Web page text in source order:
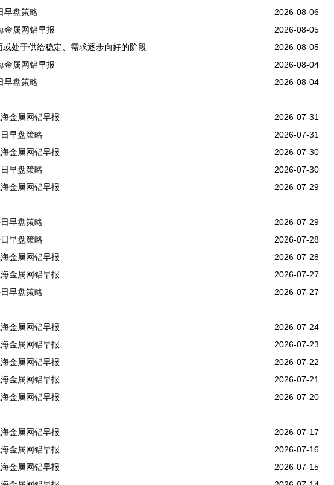
早盘策略
2026-08-06
金属网铝早报
2026-08-05
或处于供给稳定、需求逐步向好的阶段
2026-08-05
金属网铝早报
2026-08-04
早盘策略
2026-08-04
金属网铝早报
2026-07-31
早盘策略
2026-07-31
金属网铝早报
2026-07-30
早盘策略
2026-07-30
金属网铝早报
2026-07-29
早盘策略
2026-07-29
早盘策略
2026-07-28
金属网铝早报
2026-07-28
金属网铝早报
2026-07-27
早盘策略
2026-07-27
金属网铝早报
2026-07-24
金属网铝早报
2026-07-23
金属网铝早报
2026-07-22
金属网铝早报
2026-07-21
金属网铝早报
2026-07-20
金属网铝早报
2026-07-17
金属网铝早报
2026-07-16
金属网铝早报
2026-07-15